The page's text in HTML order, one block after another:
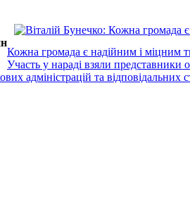
Кожна громада є надійним і міцним
Участь у нараді взяли представники
адміністрацій та відповідальних